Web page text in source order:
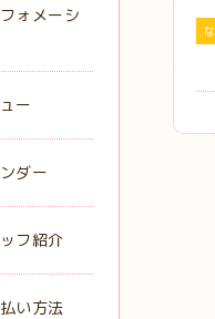
ォメーシ
ー
ダー
フ紹介
い方法